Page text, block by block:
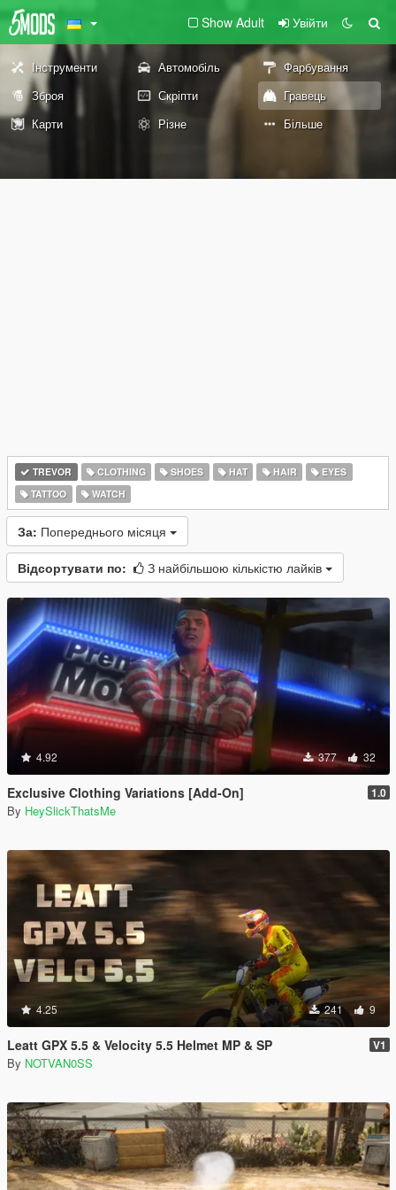
Show Adult Увійти
Інструменти Автомобіль
Фарбування
Зброя
Скріпти
Гравець
Карти
Різне Більше
TREVOR CLOTHING SHOES HAT HAIR
EYES
TATTOO
WATCH
За: Попереднього місяця
Відсортувати по: З найбільшою кількістю лайків
4.92 377 32
Exclusive Clothing Variations [Add-On] 1.0
By HeySlickThatsMe
4.25 241 9
Leatt GPX 5.5 & Velocity 5.5 Helmet MP & SP V1
By NOTVAN0SS